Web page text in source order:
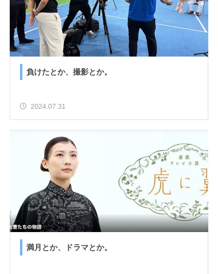
負けたとか、撮影とか。
2024.07.31
満月とか、ドラマとか。